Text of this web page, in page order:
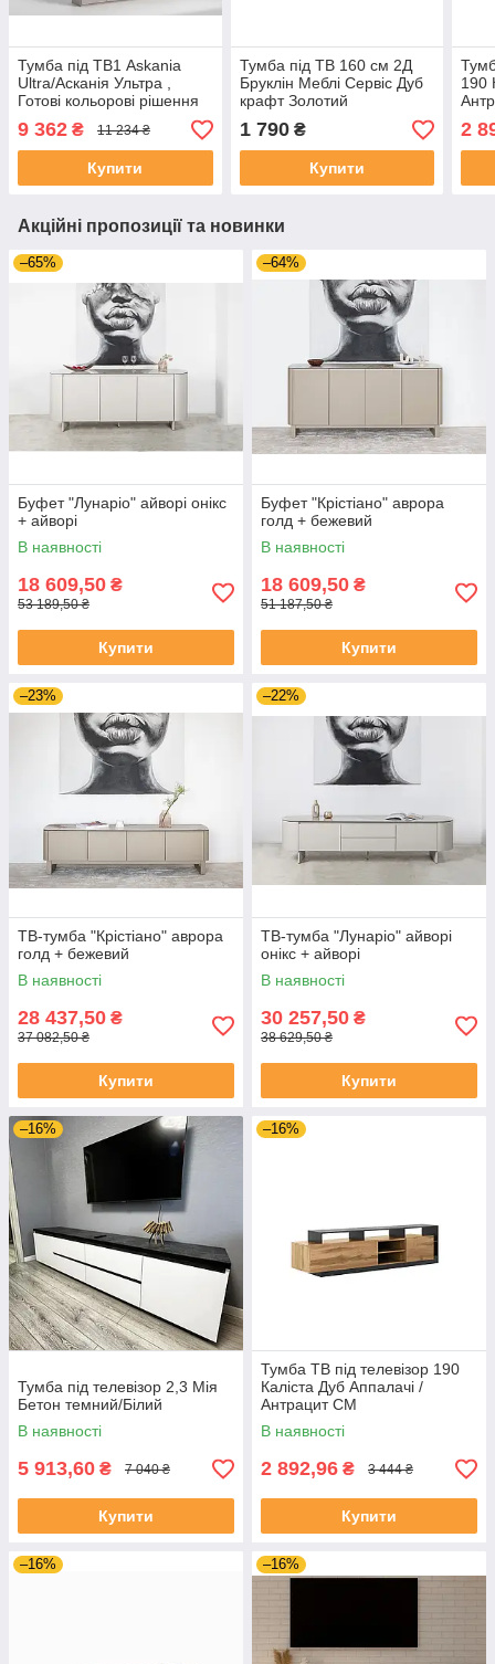
Тумба під ТВ1 Askania
Ultra/Асканія Ультра ,
Готові кольорові рішення
Дуб Кремона Toppo
9 362 ₴ 11 234 ₴
Купити
Тумба під ТВ 160 см 2Д
Бруклін Меблі Сервіс Дуб
крафт Золотий
1 790₴
Купити
190
2
Акційні пропозиції та новинки
–65%
Буфет "Лунаріо" айворі онікс
+ айворі
В наявності
18 609,50 ₴
53 189,50 ₴
Купити
–64%
Буфет "Крістіано" аврора
голд + бежевий
В наявності
18 609,50 ₴
51 187,50 ₴
Купити
–23%
ТВ-тумба "Крістіано" аврора
голд + бежевий
В наявності
28 437,50 ₴
37 082,50 ₴
Купити
–22%
ТВ-тумба "Лунаріо" айворі
онікс + айворі
В наявності
30 257,50 ₴
38 629,50 ₴
Купити
–16%
Тумба під телевізор 2,3 Мія
Бетон темний/Білий
В наявності
5 913,60 ₴ 7 040 ₴
Купити
–16%
Тумба ТВ під телевізор 190
Каліста Дуб Аппалачі /
Антрацит СМ
В наявності
2 892,96 ₴ 3 444 ₴
Купити
–16% –16%